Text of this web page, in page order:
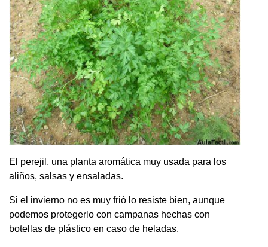
El perejil, una planta aromática muy usada para los
aliños, salsas y ensaladas.
Si el invierno no es muy frió lo resiste bien, aunque
podemos protegerlo con campanas hechas con
botellas de plástico en caso de heladas.